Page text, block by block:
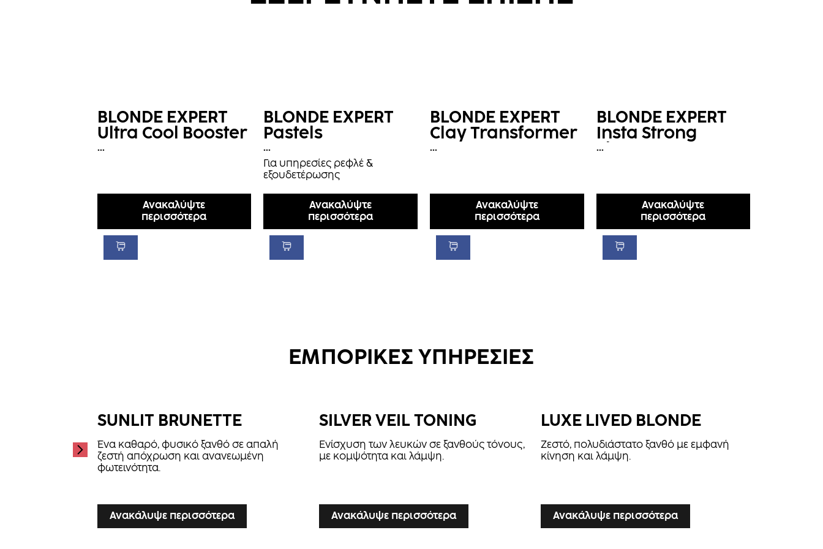
BLONDE EXPERT
Ultra Cool Booster
...
Ανακαλύψτε
περισσότερα
BLONDE EXPERT
Pastels
...
Για υπηρεσίες ρεφλέ &
εξουδετέρωσης
Ανακαλύψτε
περισσότερα
BLONDE EXPERT
Clay Transformer
...
Ανακαλύψτε
περισσότερα
BLONDE EXPERT
Insta Strong
Shampoo
...
Ανακαλύψτε
περισσότερα
ΕΜΠΟΡΙΚΕΣ ΥΠΗΡΕΣΙΕΣ
SUNLIT BRUNETTE
Ένα καθαρό, φυσικό ξανθό σε απαλή
ζεστή απόχρωση και ανανεωμένη
φωτεινότητα.
...
Ανακάλυψε περισσότερα
SILVER VEIL TONING
Ενίσχυση των λευκών σε ξανθούς τόνους,
με κομψότητα και λάμψη.
...
Ανακάλυψε περισσότερα
LUXE LIVED BLONDE
Ζεστό, πολυδιάστατο ξανθό με εμφανή
κίνηση και λάμψη.
...
Ανακάλυψε περισσότερα